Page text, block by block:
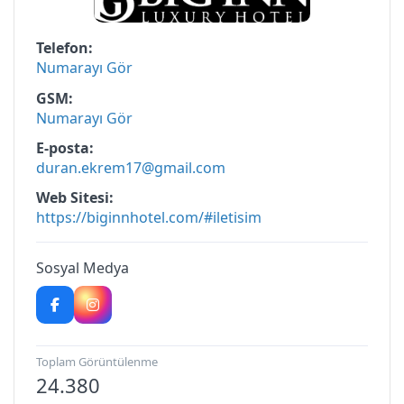
Telefon
Numarayı Gör
GSM
Numarayı Gör
E-posta
duran.ekrem17@gmail.com
Web Sitesi
https://biginnhotel.com/#iletisim
Sosyal Medya
Toplam Görüntülenme
24.380